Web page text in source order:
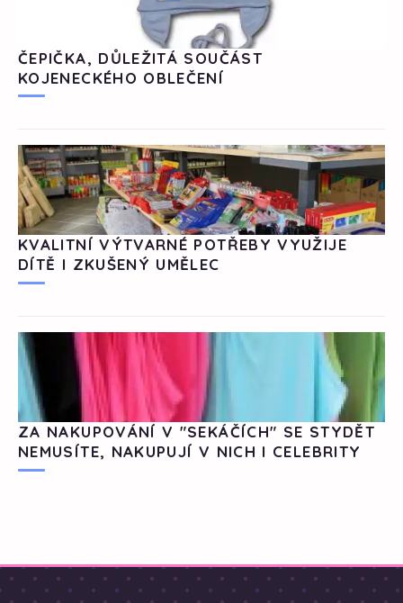
ČEPIČKA, DŮLEŽITÁ SOUČÁST
KOJENECKÉHO OBLEČENÍ
KVALITNÍ VÝTVARNÉ POTŘEBY VYUŽIJE
DÍTĚ I ZKUŠENÝ UMĚLEC
ZA NAKUPOVÁNÍ V "SEKÁČÍCH" SE STYDĚT
NEMUSÍTE, NAKUPUJÍ V NICH I CELEBRITY